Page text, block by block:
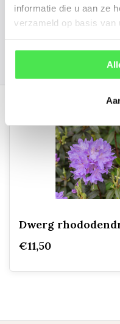
informatie die u aan ze
verzameld op basis van
06 45 601
156 customers
Recent bekeken
Dwerg
€11,50